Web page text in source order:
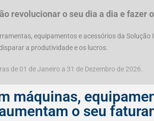
revolucionar o seu dia a dia e fazer
equipamentos e acessórios da
a produtividade e os lucros.
de 01 de Janeiro a 31 de Dezembro de 2026.
máquinas,
o seu